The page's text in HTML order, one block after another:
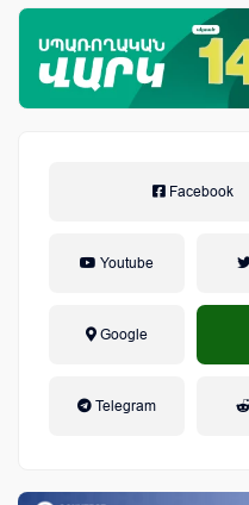
Facebook
Youtube
Google
Telegram